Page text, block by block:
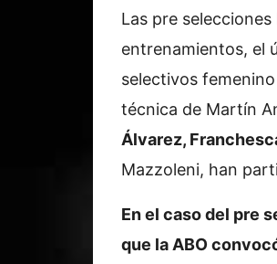
Las pre selecciones
entrenamientos, el
selectivos
técnica de Martín
Álvarez,
Mazzoleni, han
En el caso del pre
que la ABO